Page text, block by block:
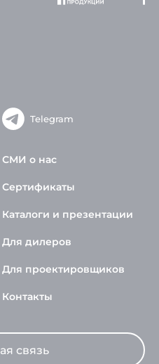
Telegram
СМИ о нас
Сертификаты
Каталоги и презентации
Для дилеров
Для проектировщиков
Контакты
связь